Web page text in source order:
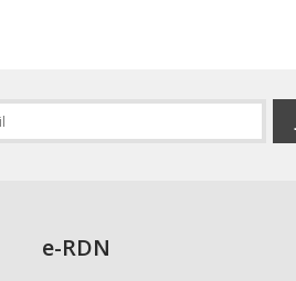
e-RDN